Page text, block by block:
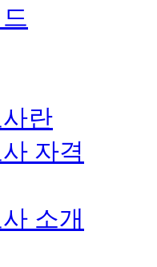
란
자격
소개